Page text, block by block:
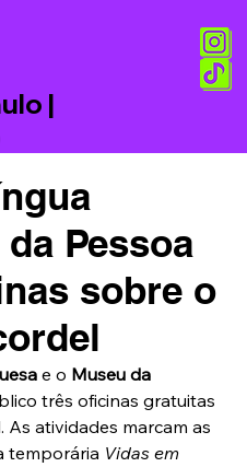
|
Pessoa
sobre o
e o Museu da
três oficinas gratuitas
atividades marcam as
temporária Vidas em